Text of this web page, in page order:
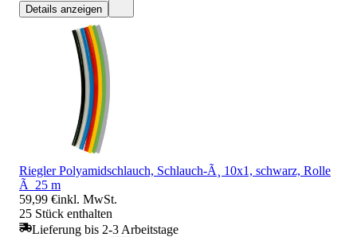
Details anzeigen
Riegler Polyamidschlauch, Schlauch-Ã¸ 10x1, schwarz, Rolle
Ã 25 m
59,99 €inkl. MwSt.
25 Stück enthalten
Lieferung bis 2-3 Arbeitstage